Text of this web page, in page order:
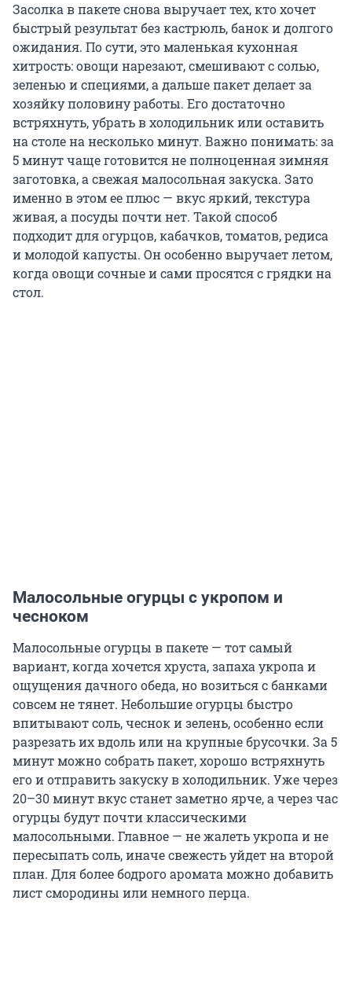
Засолка в пакете снова выручает тех, кто хочет
быстрый результат без кастрюль, банок и долгого
ожидания. По сути, это маленькая кухонная
хитрость: овощи нарезают, смешивают с солью,
зеленью и специями, а дальше пакет делает за
хозяйку половину работы. Его достаточно
встряхнуть, убрать в холодильник или оставить
на столе на несколько минут. Важно понимать: за
5 минут чаще готовится не полноценная зимняя
заготовка, а свежая малосольная закуска. Зато
именно в этом ее плюс — вкус яркий, текстура
живая, а посуды почти нет. Такой способ
подходит для огурцов, кабачков, томатов, редиса
и молодой капусты. Он особенно выручает летом,
когда овощи сочные и сами просятся с грядки на
стол.
Малосольные огурцы с укропом и
чесноком
Малосольные огурцы в пакете — тот самый
вариант, когда хочется хруста, запаха укропа и
ощущения дачного обеда, но возиться с банками
совсем не тянет. Небольшие огурцы быстро
впитывают соль, чеснок и зелень, особенно если
разрезать их вдоль или на крупные брусочки. За 5
минут можно собрать пакет, хорошо встряхнуть
его и отправить закуску в холодильник. Уже через
20–30 минут вкус станет заметно ярче, а через час
огурцы будут почти классическими
малосольными. Главное — не жалеть укропа и не
пересыпать соль, иначе свежесть уйдет на второй
план. Для более бодрого аромата можно добавить
лист смородины или немного перца.